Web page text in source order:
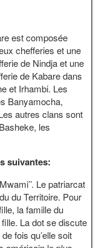
est composée
chefferies et une
de Nindja et une
de Kabare dans
et Irhambi. Les
Banyamocha,
autres clans sont
les
suivantes:
Le patriarcat
du Territoire. Pour
la famille du
La dot se discute
fois qu’elle soit